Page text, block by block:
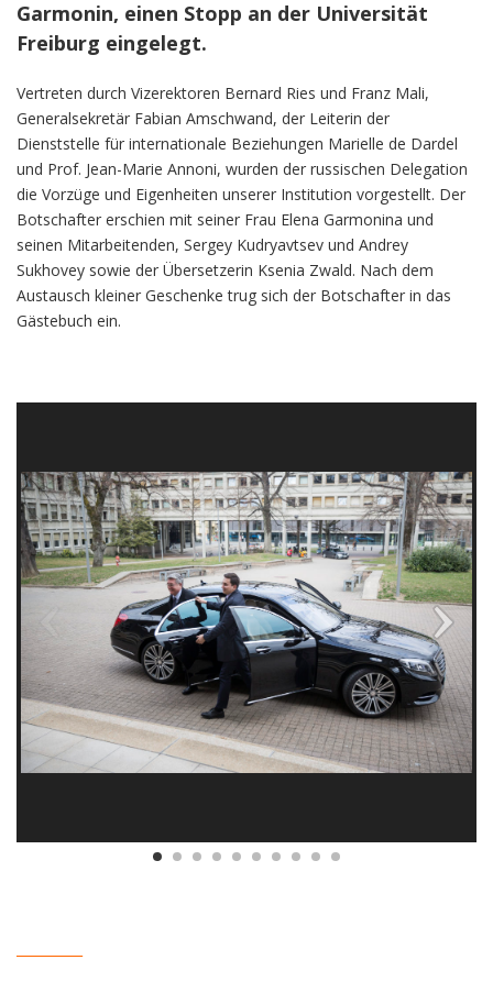
Garmonin, einen Stopp an der Universität
Freiburg eingelegt.
Vertreten durch Vizerektoren Bernard Ries und Franz Mali,
Generalsekretär Fabian Amschwand, der Leiterin der
Dienststelle für internationale Beziehungen Marielle de Dardel
und Prof. Jean-Marie Annoni, wurden der russischen Delegation
die Vorzüge und Eigenheiten unserer Institution vorgestellt. Der
Botschafter erschien mit seiner Frau Elena Garmonina und
seinen Mitarbeitenden, Sergey Kudryavtsev und Andrey
Sukhovey sowie der Übersetzerin Ksenia Zwald. Nach dem
Austausch kleiner Geschenke trug sich der Botschafter in das
Gästebuch ein.